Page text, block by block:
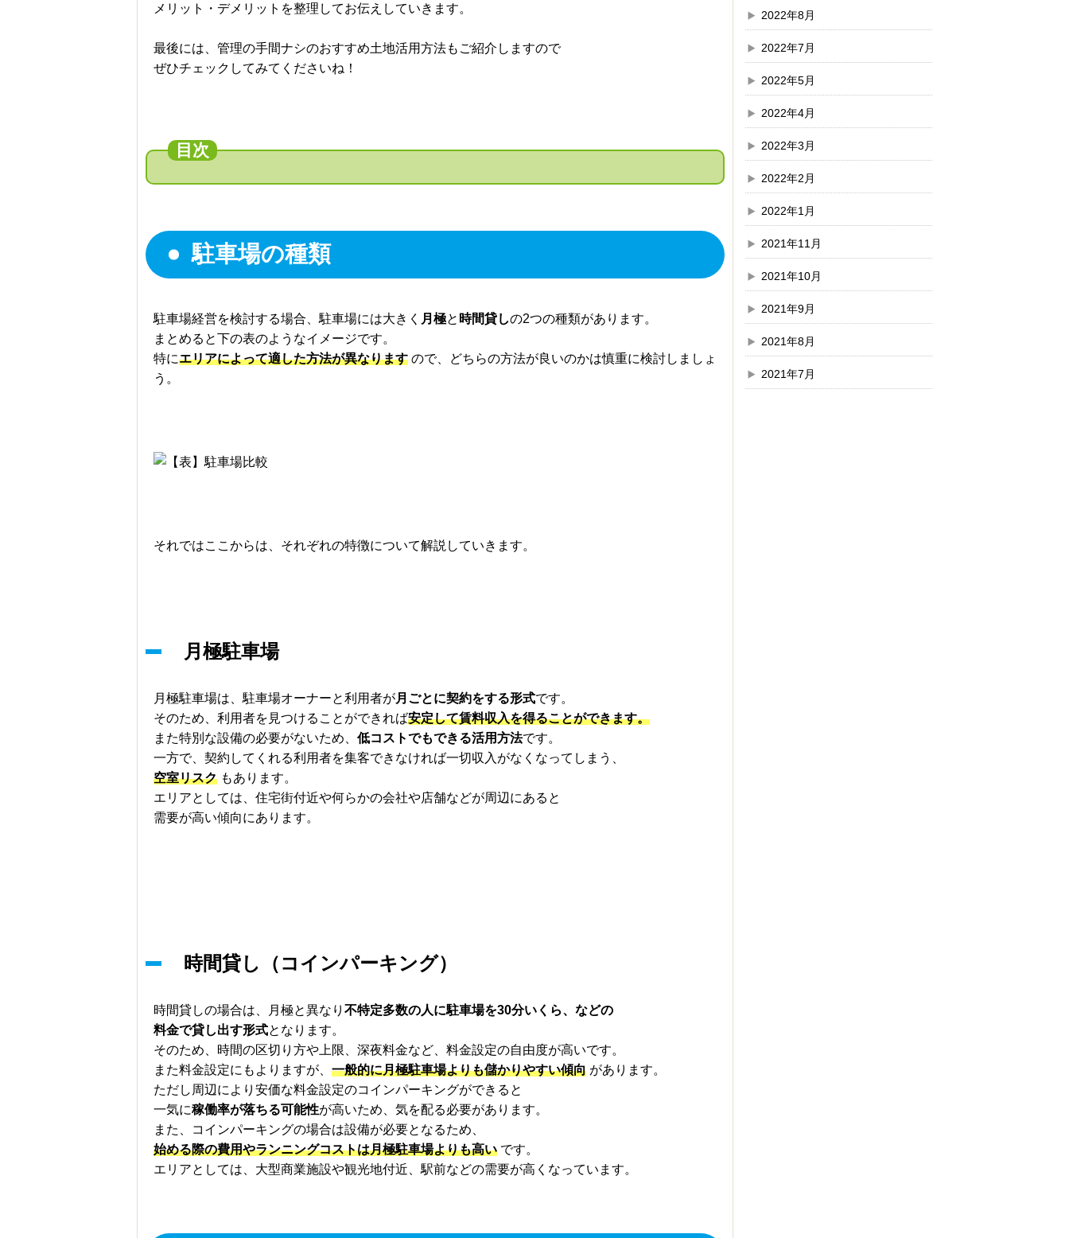
メリット・デメリットを整理してお伝えしていきます。
最後には、管理の手間ナシのおすすめ土地活用方法もご紹介しますので
ぜひチェックしてみてくださいね！
駐車場の種類
駐車場経営を検討する場合、駐車場には大きく 月極と 時間貸しの2つの種類があります。
まとめると下の表のようなイメージです。
特にエリアによって適した方法が異なります ので、どちらの方法が良いのかは慎重に検討しましょ
う。
それではここからは、それぞれの特徴について解説していきます。
月極駐車場
月極駐車場は、駐車場オーナーと利用者が月ごとに契約をする形式です。
そのため、利用者を見つけることができれば安定して賃料収入を得ることができます。
また特別な設備の必要がないため、 低コストでもできる活用方法です。
一方で、契約してくれる利用者を集客できなければ一切収入がなくなってしまう、
空室リスク もあります。
エリアとしては、住宅街付近や何らかの会社や店舗などが周辺にあると
需要が高い傾向にあります。
時間貸し（コインパーキング）
時間貸しの場合は、月極と異なり 不特定多数の人に駐車場を30分いくら、などの
料金で貸し出す形式となります。
そのため、時間の区切り方や上限、深夜料金など、料金設定の自由度が高いです。
また料金設定にもよりますが、 一般的に月極駐車場よりも儲かりやすい傾向 があります。
ただし周辺により安価な料金設定のコインパーキングができると
一気に稼働率が落ちる可能性が高いため、気を配る必要があります。
また、コインパーキングの場合は設備が必要となるため、
始める際の費用やランニングコストは月極駐車場よりも高い です。
エリアとしては、大型商業施設や観光地付近、駅前などの需要が高くなっています。
2022年8月
2022年7月
2022年5月
2022年4月
2022年3月
2022年2月
2022年1月
2021年11月
2021年10月
2021年9月
2021年8月
2021年7月